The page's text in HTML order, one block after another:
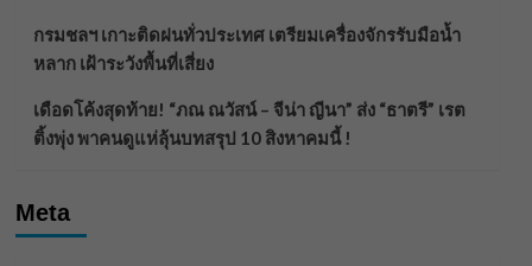
กรมชลฯ เกาะติดฝนทั่วประเทศ เตรียมเครื่องจักรรับมือน้ำ
หลาก เฝ้าระวังพื้นที่เสี่ยง
เดือดโค้งสุดท้าย! “ภณ ณวัสน์ – จีน่า ญีนา” ส่ง “ธาตรี” เรต
ติ้งพุ่ง พาคนดูแห่ลุ้นบทสรุป 10 สิงหาคมนี้ !
Meta